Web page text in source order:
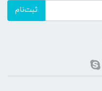
ثبت‌نام